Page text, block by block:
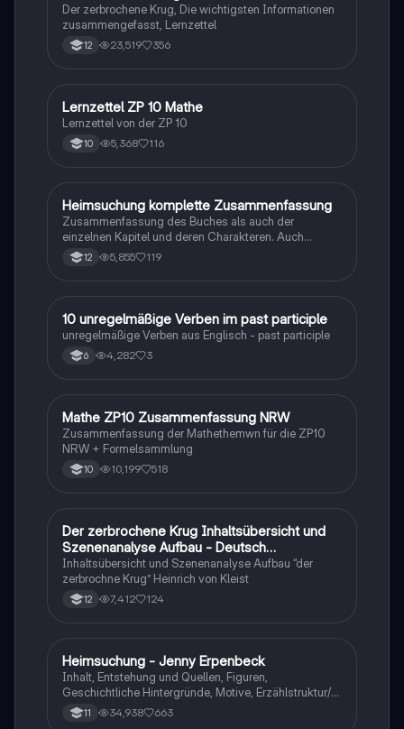
Der zerbrochene Krug, Die wichtigsten Informationen
zusammengefasst, Lernzettel
12 23,519 356
Mathe
Lernzettel ZP 10 Mathe
Lernzettel von der ZP 10
10 5,368 116
Deutsch
Heimsuchung komplette Zusammenfassung
Zusammenfassung des Buches als auch der
einzelnen Kapitel und deren Charakteren. Auch
tabellarisch. Im Unterricht ohne KI erstellt
12 5,855 119
1 Englisch
10 unregelmäßige Verben im past participle
unregelmäßige Verben aus Englisch - past participle
6 4,282 3
Mathe
Mathe ZP10 Zusammenfassung NRW
Zusammenfassung der Mathethemwn für die ZP10
NRW + Formelsammlung
10 10,199 518
Deutsch
Der zerbrochene Krug Inhaltsübersicht und
Szenenanalyse Aufbau - Deutsch
Q1/Q2/Abitur
Inhaltsübersicht und Szenenanalyse Aufbau “der
zerbrochne Krug” Heinrich von Kleist
12 7,412 124
Deutsch
Heimsuchung - Jenny Erpenbeck
Inhalt, Entstehung und Quellen, Figuren,
Geschichtliche Hintergründe, Motive, Erzählstruktur/-
stil 11 34,938 663